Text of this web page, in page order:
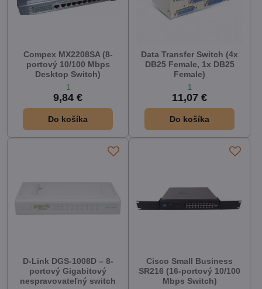
Compex MX2208SA (8-
portový 10/100 Mbps
Desktop Switch)
1
9,84 €
Do košíka
Data Transfer Switch (4x
DB25 Female, 1x DB25
Female)
1
11,07 €
Do košíka
D-Link DGS-1008D – 8-
portový Gigabitový
nespravovateľný switch
Cisco Small Business
SR216 (16-portový 10/100
Mbps Switch)